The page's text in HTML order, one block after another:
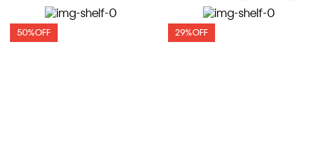
50%OFF 29%OFF